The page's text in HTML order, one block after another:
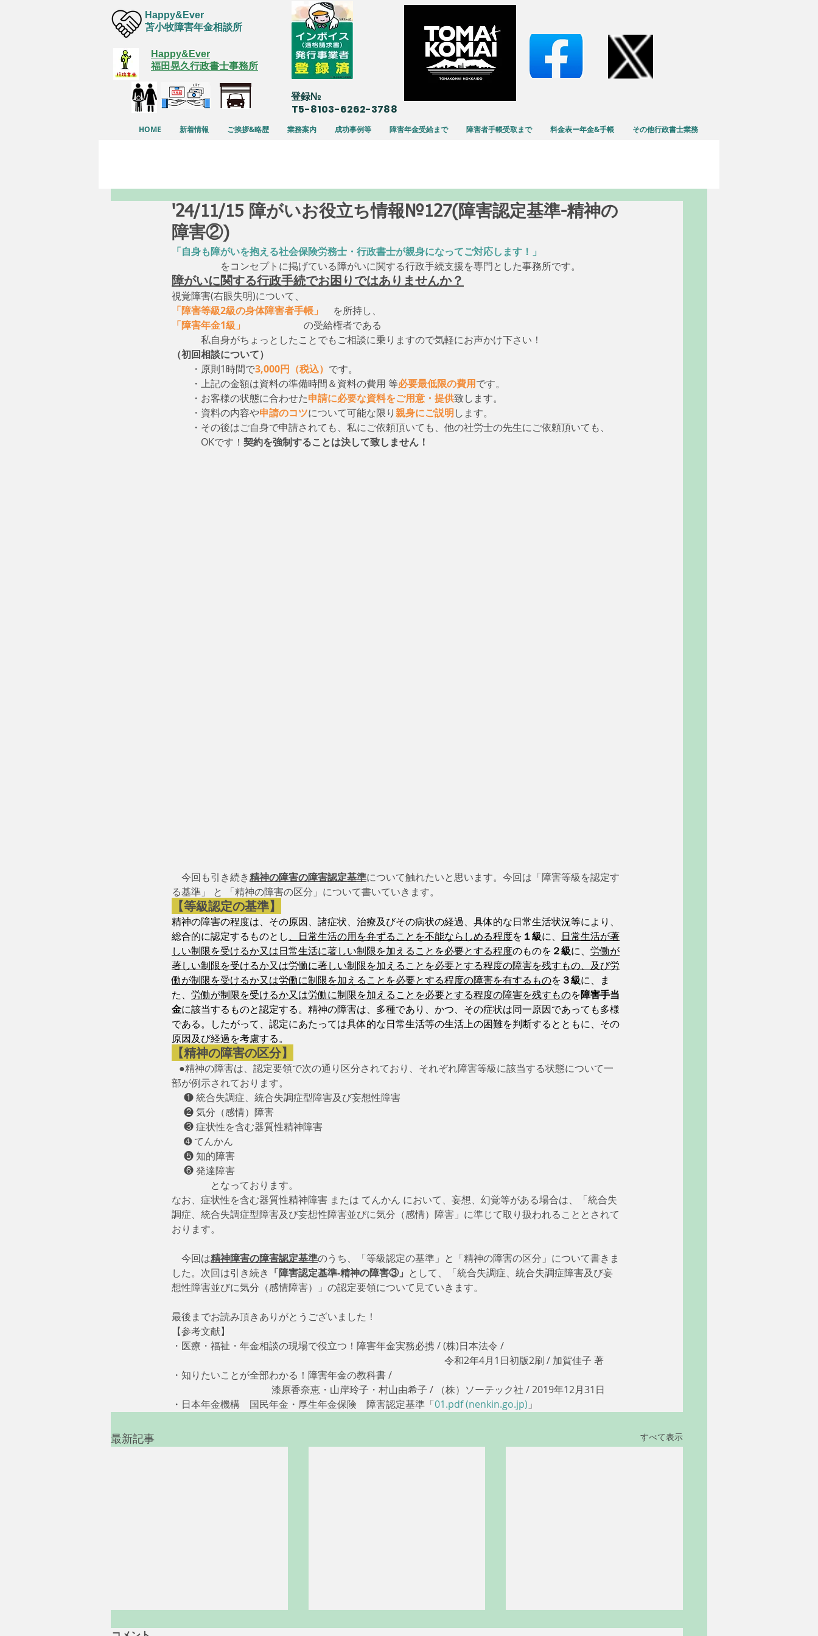
Happy&Ever
苫小牧障害年金相談所
Happy&Ever
福田晃久行政書士事務所
​登録№
T5-8103-6262-3788
HOME 新着情報 ご挨拶&略歴 業務案内 成功事例等 障害年金受給まで 障害者手帳受取まで 料金表ー年金&手帳 その他行政書士業務
'24/11/15 障がいお役立ち情報№127(障害認定基準-精神の
障害②)
「自身も障がいを抱える社会保険労務士・行政書士が親身になってご対応します！」
をコンセプトに掲げている障がいに関する行政手続支援を専門とした事務所です。
障がいに関する行政手続でお困りではありませんか？
視覚障害(右眼失明)について、
「障害等級2級の身体障害者手帳」
を所持し、
「障害年金1級」
の受給権者である
私自身がちょっとしたことでもご相談に乗りますので気軽にお声かけ下さい！
（初回相談について）
・原則1時間で3,000円（税込） です。
・上記の金額は資料の準備時間＆資料の費用 等必要最低限の費用です。
・お客様の状態に合わせた申請に必要な資料をご用意・提供致します。
・資料の内容や申請のコツについて可能な限り親身にご説明します。
・その後はご自身で申請されても、私にご依頼頂いても、他の社労士の先生にご依頼頂いても、
OKです！ 契約を強制することは決して致しません！
今回も引き続き精神の障害の障害認定基準について触れたいと思います。今回は「障害等級を認定す
る基準」 と 「精神の障害の区分」について書いていきます。
【等級認定の基準】
精神の障害の程度は、その原因、諸症状、治療及びその病状の経過、具体的な日常生活状況等により、
総合的に認定するものとし、日常生活の用を弁ずることを不能ならしめる程度を １級に、 日常生活が著
しい制限を受けるか又は日常生活に著しい制限を加えることを必要とする程度のものを ２級に、 労働が
著しい制限を受けるか又は労働に著しい制限を加えることを必要とする程度の障害を残すもの、及び労
働が制限を受けるか又は労働に制限を加えることを必要とする程度の障害を有するものを ３級に、ま
た、 労働が制限を受けるか又は労働に制限を加えることを必要とする程度の障害を残すものを障害手当
金に該当するものと認定する。精神の障害は、多種であり、かつ、その症状は同一原因であっても多様
である。したがって、認定にあたっては具体的な日常生活等の生活上の困難を判断するとともに、その
原因及び経過を考慮する。
【精神の障害の区分】
●精神の障害は、認定要領で次の通り区分されており、それぞれ障害等級に該当する状態について一
部が例示されております。
❶ 統合失調症、統合失調症型障害及び妄想性障害
❷ 気分（感情）障害
❸ 症状性を含む器質性精神障害
➍ てんかん
❺ 知的障害
❻ 発達障害
となっております。
なお、症状性を含む器質性精神障害 または てんかん において、妄想、幻覚等がある場合は、「統合失
調症、統合失調症型障害及び妄想性障害並びに気分（感情）障害」に準じて取り扱われることとされて
おります。
今回は精神障害の障害認定基準のうち、「等級認定の基準」と「精神の障害の区分」について書きま
した。次回は引き続き 「障害認定基準-精神の障害③」 として、「統合失調症、統合失調症障害及び妄
想性障害並びに気分（感情障害）」の認定要領について見ていきます。
最後までお読み頂きありがとうございました！
【参考文献】
・医療・福祉・年金相談の現場で役立つ！障害年金実務必携 / (株)日本法令 /
令和2年4月1日初版2刷 / 加賀佳子 著
・知りたいことが全部わかる！障害年金の教科書 /
漆原香奈恵・山岸玲子・村山由希子 / （株）ソーテック社 / 2019年12月31日
・日本年金機構　国民年金・厚生年金保険　障害認定基準「01.pdf (nenkin.go.jp) 」
最新記事 すべて表示